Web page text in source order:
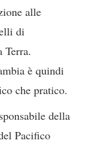
alle
di
Terra.
è quindi
che pratico.
della
Pacifico